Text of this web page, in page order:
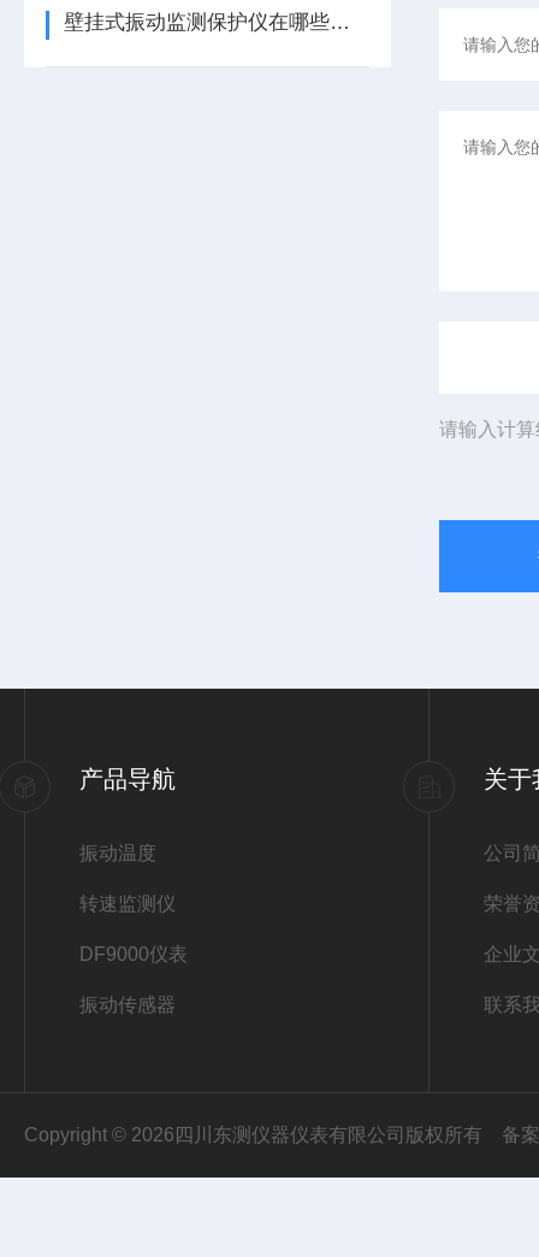
壁挂式振动监测保护仪在哪些领域有广泛应用？
请输入计
产品导航
振动温度
转速监测仪
DF9000仪表
振动传感器
关于
公司
荣誉
企业
联系
Copyright © 2026四川东测仪器仪表有限公司版权所有 备